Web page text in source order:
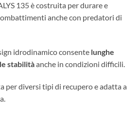
135 è costruita per durare e
anche con predatori di
idrodinamico consente lunghe
stabilitàanche in condizioni difficili.
per diversi tipi di recupero e adatta a